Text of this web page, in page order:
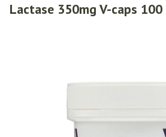
Lactase 350mg V-caps 100